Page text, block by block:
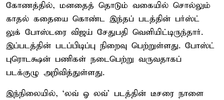
கோணத்தில், மனதைத் தொடும் வகையில் சொல்லும்
காதல் கதையை கொண்ட இந்தப் படத்தின் பர்ஸ்ட்
லுக் போஸ்டரை விஜய் சேதுபதி வெளியிட்டிருந்தார்.
இப்படத்தின் படப்பிடிப்பு நிறைவு பெற்றுள்ளது. போஸ்ட்
புரொடக்ஷன் பணிகள் நடைபெற்று வருவதாகப்
படக்குழு அறிவித்துள்ளது.
இந்நிலையில், ‘லவ் ஓ லவ்’ படத்தின் டீசரை நாளை